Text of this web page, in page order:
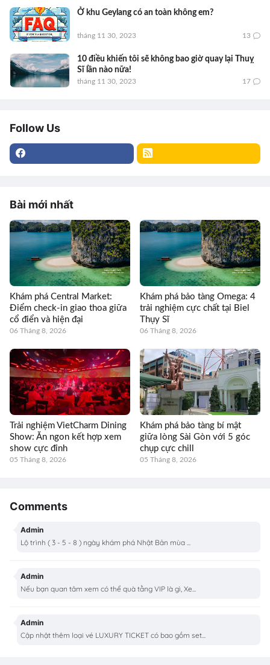
Ở khu Geylang có an toàn không em?
tháng 11 30, 2023 13
10 điều khiến tôi sẽ không bao giờ quay lại Thuỵ
Sĩ lần nào nữa!
tháng 11 30, 2023 17
Follow Us
Bài mới nhất
Khám phá Central Market:
Điểm check-in giao thoa giữa
cổ điển và hiện đại
06 Tháng 8, 2026
Khám phá bảo tàng Omega: 4
trải nghiệm cực chất tại Biel
Thụy Sĩ
06 Tháng 8, 2026
Trải nghiệm VietCharm Dining
Show: Ăn ngon kết hợp xem
show cực đỉnh
05 Tháng 8, 2026
Khám phá bảo tàng bí mật
giữa lòng Sài Gòn với 5 góc
chụp cực chill
05 Tháng 8, 2026
Comments
Admin
Lộ trình ( 3 - 5 - 8 ) ngày khám phá Nhật Bản mùa ...
Admin
Nếu bạn quan tâm xem có thể quà tằng VIP là gì, Xe...
Admin
Cập nhật thêm loại vé LUXURY TICKET có bao gồm set...